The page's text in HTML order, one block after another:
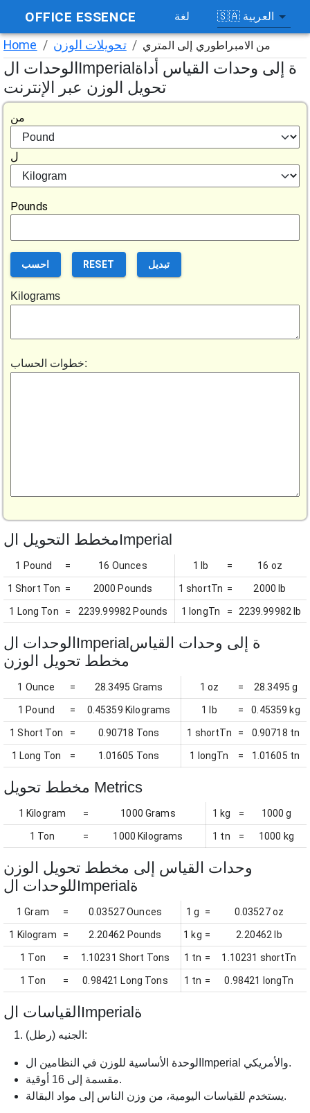
OFFICE ESSENCE لغة 🇸🇦 العربية
Home / تحويلات الوزن / من الامبراطوري إلى المتري
الوحدات الImperialة إلى وحدات القياس أداة
تحويل الوزن عبر الإنترنت
من
ل
Pounds
احسب RESET تبديل
Kilograms
خطوات الحساب:
مخطط التحويل الImperial
1 Pound = 16 Ounces 1 lb = 16 oz
1 Short Ton = 2000 Pounds 1 shortTn = 2000 lb
1 Long Ton = 2239.99982 Pounds 1 longTn = 2239.99982 lb
الوحدات الImperialة إلى وحدات القياس
مخطط تحويل الوزن
1 Ounce = 28.3495 Grams 1 oz = 28.3495 g
1 Pound = 0.45359 Kilograms 1 lb = 0.45359 kg
1 Short Ton = 0.90718 Tons 1 shortTn = 0.90718 tn
1 Long Ton = 1.01605 Tons 1 longTn = 1.01605 tn
مخطط تحويل Metrics
1 Kilogram = 1000 Grams 1 kg = 1000 g
1 Ton = 1000 Kilograms 1 tn = 1000 kg
وحدات القياس إلى مخطط تحويل الوزن
للوحدات الImperialة
1 Gram = 0.03527 Ounces 1 g = 0.03527 oz
1 Kilogram = 2.20462 Pounds 1 kg = 2.20462 lb
1 Ton = 1.10231 Short Tons 1 tn = 1.10231 shortTn
1 Ton = 0.98421 Long Tons 1 tn = 0.98421 longTn
القياسات الImperialة
الجنيه (رطل):
الوحدة الأساسية للوزن في النظامين الImperial والأمريكي.
مقسمة إلى 16 أوقية.
يستخدم للقياسات اليومية، من وزن الناس إلى مواد البقالة.